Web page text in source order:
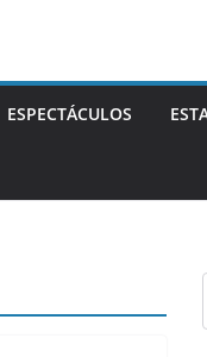
ESPECTÁCULOS